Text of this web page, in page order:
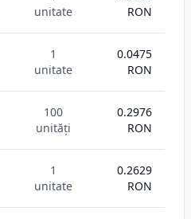
unitate
RON
1
unitate
0.0475
RON
100
unități
0.2976
RON
1
unitate
0.2629
RON